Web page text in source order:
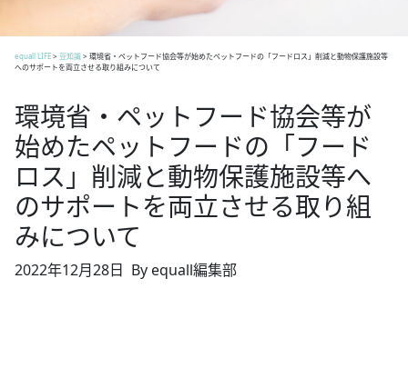
equall LIFE> 豆知識> 環境省・ペットフード協会等が始めたペットフードの「フードロス」削減と動物保護施設等
へのサポートを両立させる取り組みについて
環境省・ペットフード協会等が
始めたペットフードの「フード
ロス」削減と動物保護施設等へ
のサポートを両立させる取り組
みについて
2022年12月28日 By equall編集部